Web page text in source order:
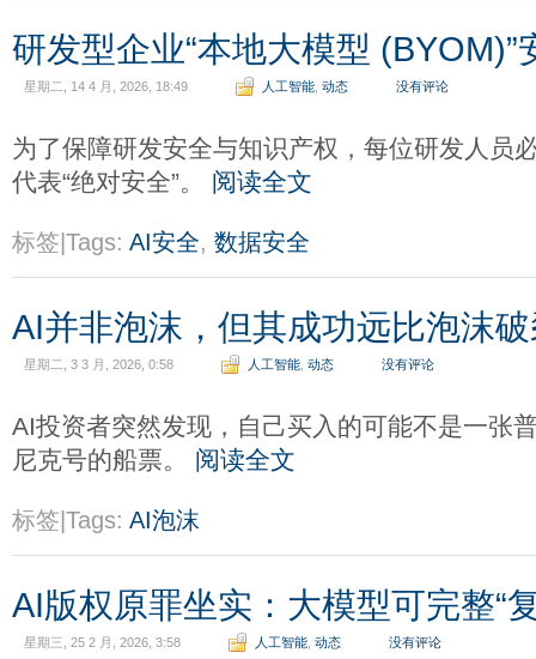
研发型企业“本地大模型 (BYOM)”
星期二, 14 4 月, 2026, 18:49 人工智能 动态 没有评论
为了保障研发安全与知识产权，每位研发人员
代表“绝对安全”。 阅读全文
标签|Tags: AI安全, 数据安全
AI并非泡沫，但其成功远比泡沫
星期二, 3 3 月, 2026, 0:58 人工智能 动态 没有评论
AI投资者突然发现，自己买入的可能不是一张
尼克号的船票。 阅读全文
标签|Tags: AI泡沫
AI版权原罪坐实：大模型可完整“
星期三, 25 2 月, 2026, 3:58 人工智能 动态 没有评论